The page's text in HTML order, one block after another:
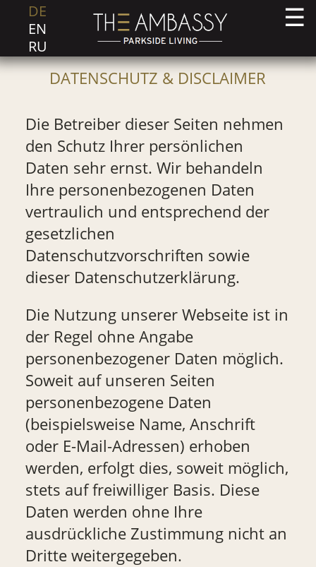
DE
EN
RU
DATENSCHUTZ & DISCLAIMER
Die Betreiber dieser Seiten nehmen
den Schutz Ihrer persönlichen
Daten sehr ernst. Wir behandeln
Ihre personenbezogenen Daten
vertraulich und entsprechend der
gesetzlichen
Datenschutzvorschriften sowie
dieser Datenschutzerklärung.
Die Nutzung unserer Webseite ist in
der Regel ohne Angabe
personenbezogener Daten möglich.
Soweit auf unseren Seiten
personenbezogene Daten
(beispielsweise Name, Anschrift
oder E-Mail-Adressen) erhoben
werden, erfolgt dies, soweit möglich,
stets auf freiwilliger Basis. Diese
Daten werden ohne Ihre
ausdrückliche Zustimmung nicht an
Dritte weitergegeben.